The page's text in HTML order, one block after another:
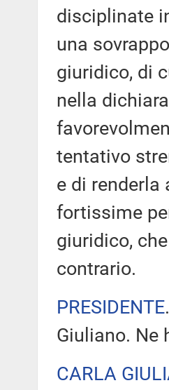
disciplinate
una
giuridico, di
nella
tentativo
e di renderla
fortissime
giuridico,
contrario.
PRESIDENTE
Giuliano. Ne
CARLA